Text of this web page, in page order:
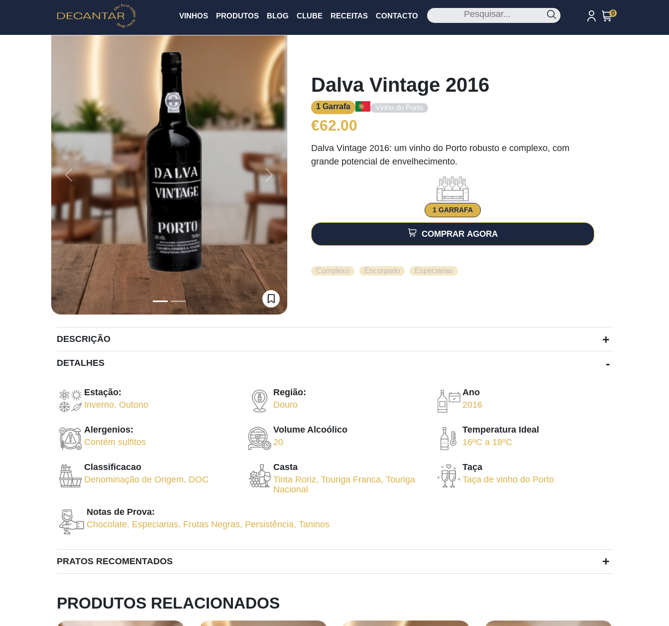
VINHOS PRODUTOS BLOG CLUBE RECEITAS CONTACTO 0
Previous Next
Dalva Vintage 2016
1 Garrafa Vinho do Porto
€62.00
Dalva Vintage 2016: um vinho do Porto robusto e complexo, com
grande potencial de envelhecimento.
1 GARRAFA
COMPRAR AGORA
Complexo Encorpado Especiarias
DESCRIÇÃO +
DETALHES -
Estação:
Inverno, Outono
Região:
Douro
Ano
2016
Alergenios:
Contém sulfitos
Volume Alcoólico
20
Temperatura Ideal
16ºC a 18ºC
Classificacao
Denominação de Origem, DOC
Casta
Tinta Roriz, Touriga Franca, Touriga
Nacional
Taça
Taça de vinho do Porto
Notas de Prova:
Chocolate, Especiarias, Frutas Negras, Persistência, Taninos
PRATOS RECOMENTADOS +
PRODUTOS RELACIONADOS